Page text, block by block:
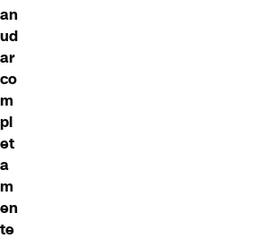
an
ud
ar
co
m
pl
et
a
m
en
te